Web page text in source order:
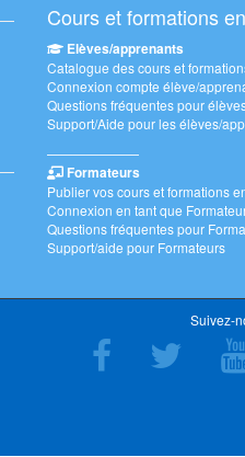
Cours et formations
Elèves/apprenants
Catalogue des cours et
Connexion compte élève/
Questions fréquentes pour
Support/Aide pour les élèves/
———————
Formateurs
Publier vos cours et formations
Connexion en tant que
Questions fréquentes pour
Support/aide pour Formateurs
Suivez-